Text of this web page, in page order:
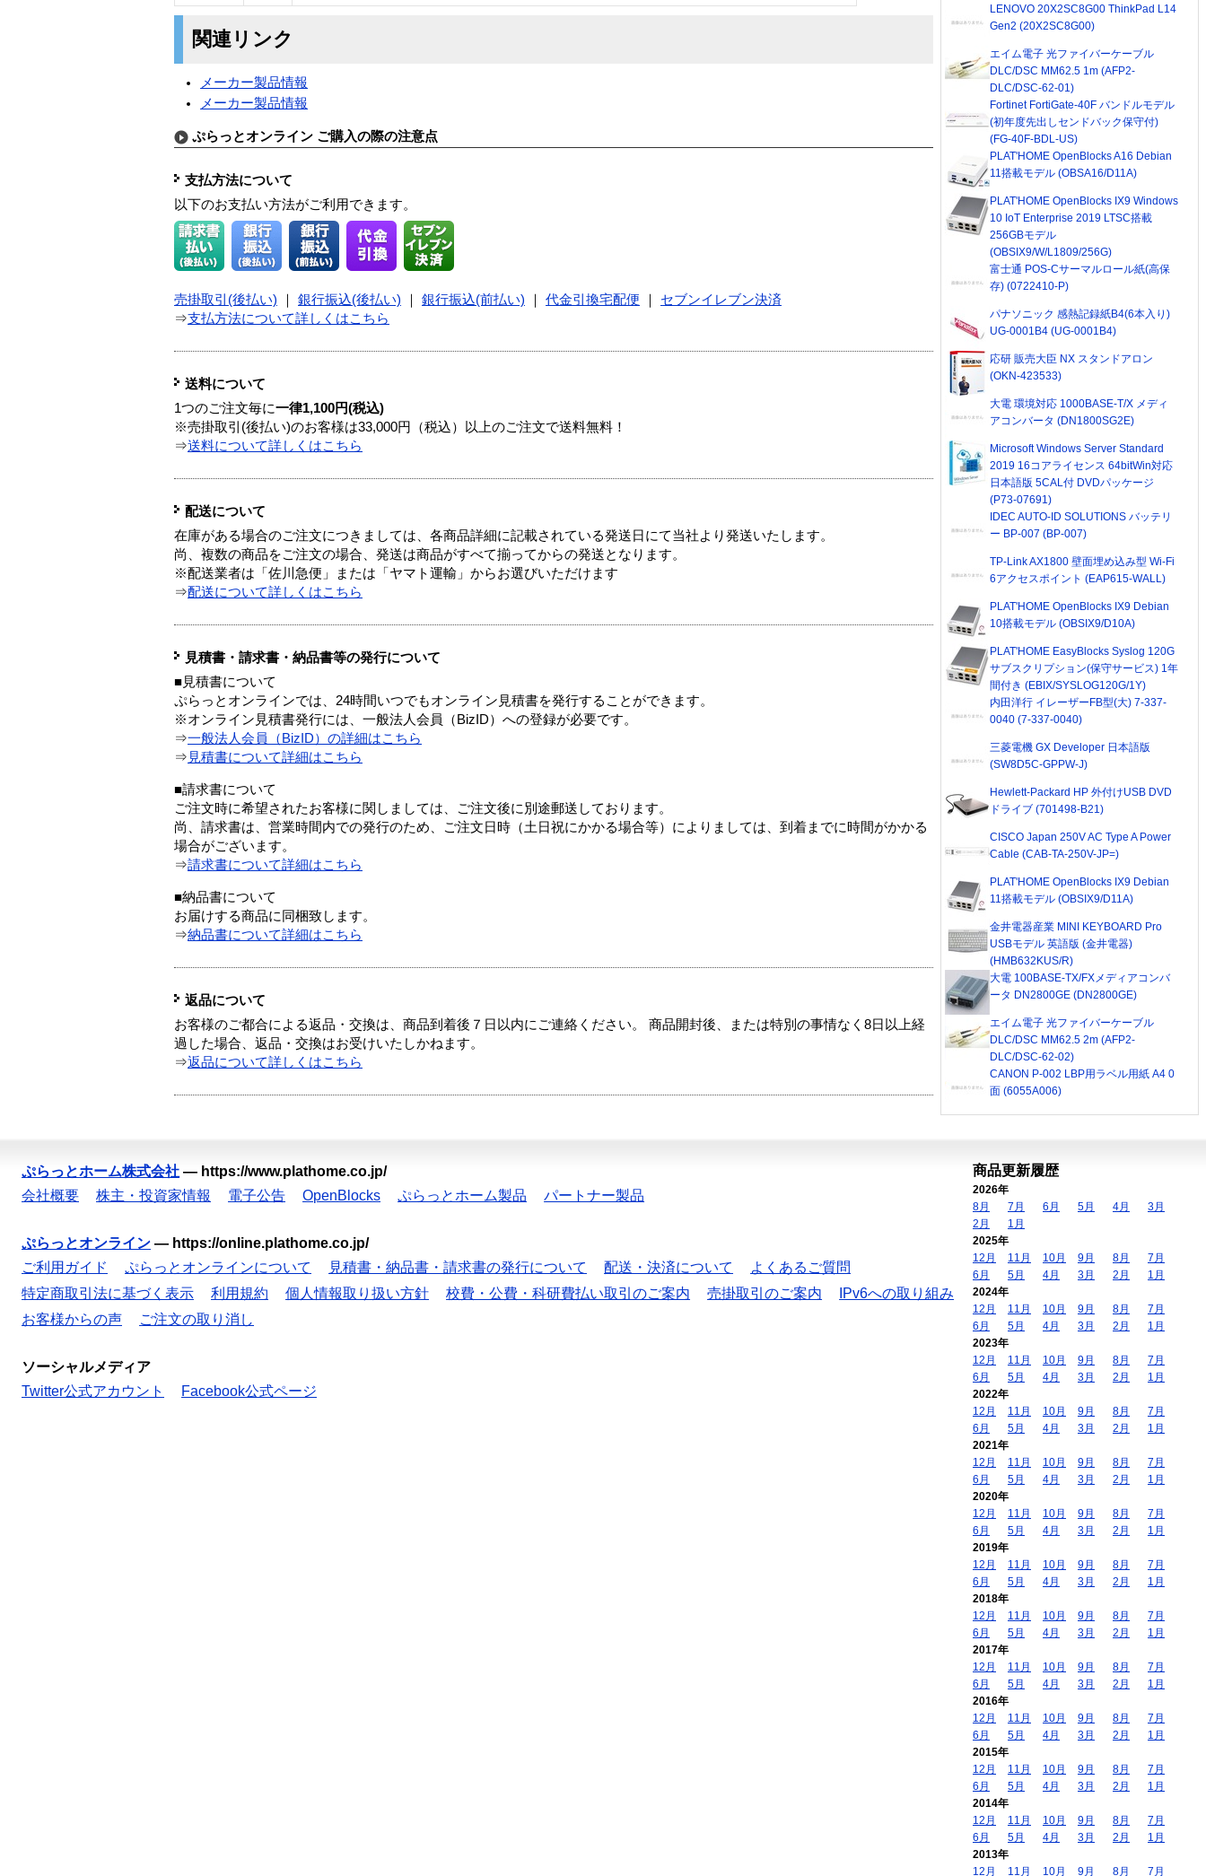
関連リンク
メーカー製品情報
メーカー製品情報
ぷらっとオンライン ご購入の際の注意点
支払方法について
以下のお支払い方法がご利用できます。
売掛取引(後払い) 銀行振込(後払い) 銀行振込(前払い) 代金引換宅配便
セブンイレブン決済
⇒支払方法について詳しくはこちら
送料について
1つのご注文毎に一律1,100円(税込)
※売掛取引(後払い)のお客様は33,000円（税込）以上のご注文で送料無料！
⇒送料について詳しくはこちら
配送について
在庫がある場合のご注文につきましては、各商品詳細に記載されている発送日にて当社より発送いたします。
尚、複数の商品をご注文の場合、発送は商品がすべて揃ってからの発送となります。
※配送業者は「佐川急便」または「ヤマト運輸」からお選びいただけます
⇒配送について詳しくはこちら
見積書・請求書・納品書等の発行について
■見積書について
ぷらっとオンラインでは、24時間いつでもオンライン見積書を発行することができます。
※オンライン見積書発行には、一般法人会員（BizID）への登録が必要です。
⇒一般法人会員（BizID）の詳細はこちら
⇒ 見積書について詳細はこちら
■請求書について
ご注文時に希望されたお客様に関しましては、ご注文後に別途郵送しております。
尚、請求書は、営業時間内での発行のため、ご注文日時（土日祝にかかる場合等）によりましては、到着までに時間がかかる
場合がございます。
⇒請求書について詳細はこちら
■納品書について
お届けする商品に同梱致します。
⇒納品書について詳細はこちら
返品について
お客様のご都合による返品・交換は、商品到着後７日以内にご連絡ください。 商品開封後、または特別の事情なく8日以上経
過した場合、返品・交換はお受けいたしかねます。
⇒返品について詳しくはこちら
LENOVO 20X2SC8G00 ThinkPad L14
Gen2 (20X2SC8G00)
エイム電子 光ファイバーケーブル
DLC/DSC MM62.5 1m (AFP2-
DLC/DSC-62-01)
Fortinet FortiGate-40F バンドルモデル
(初年度先出しセンドバック保守付)
(FG-40F-BDL-US)
PLAT'HOME OpenBlocks A16 Debian
11搭載モデル (OBSA16/D11A)
PLAT'HOME OpenBlocks IX9 Windows
10 IoT Enterprise 2019 LTSC搭載
256GBモデル
(OBSIX9/W/L1809/256G)
富士通 POS-Cサーマルロール紙(高保
存) (0722410-P)
パナソニック 感熱記録紙B4(6本入り)
UG-0001B4 (UG-0001B4)
応研 販売大臣 NX スタンドアロン
(OKN-423533)
大電 環境対応 1000BASE-T/X メディ
アコンバータ (DN1800SG2E)
Microsoft Windows Server Standard
2019 16コアライセンス 64bitWin対応
日本語版 5CAL付 DVDパッケージ
(P73-07691)
IDEC AUTO-ID SOLUTIONS バッテリ
ー BP-007 (BP-007)
TP-Link AX1800 壁面埋め込み型 Wi-Fi
6アクセスポイント (EAP615-WALL)
PLAT'HOME OpenBlocks IX9 Debian
10搭載モデル (OBSIX9/D10A)
PLAT'HOME EasyBlocks Syslog 120G
サブスクリプション(保守サービス) 1年
間付き (EBIX/SYSLOG120G/1Y)
内田洋行 イレーザーFB型(大) 7-337-
0040 (7-337-0040)
三菱電機 GX Developer 日本語版
(SW8D5C-GPPW-J)
Hewlett-Packard HP 外付けUSB DVD
ドライブ (701498-B21)
CISCO Japan 250V AC Type A Power
Cable (CAB-TA-250V-JP=)
PLAT'HOME OpenBlocks IX9 Debian
11搭載モデル (OBSIX9/D11A)
金井電器産業 MINI KEYBOARD Pro
USBモデル 英語版 (金井電器)
(HMB632KUS/R)
大電 100BASE-TX/FXメディアコンバ
ータ DN2800GE (DN2800GE)
エイム電子 光ファイバーケーブル
DLC/DSC MM62.5 2m (AFP2-
DLC/DSC-62-02)
CANON P-002 LBP用ラベル用紙 A4 0
面 (6055A006)
ぷらっとホーム株式会社 — https://www.plathome.co.jp/
会社概要
株主・投資家情報 電子公告 OpenBlocks ぷらっとホーム製品 パートナー製品
ぷらっとオンライン — https://online.plathome.co.jp/
ご利用ガイド
ぷらっとオンラインについて 見積書・納品書・請求書の発行について 配送・決済について
よくあるご質問
特定商取引法に基づく表示
利用規約 個人情報取り扱い方針 校費・公費・科研費払い取引のご案内 売掛取引のご案内
IPv6への取り組み
お客様からの声
ご注文の取り消し
ソーシャルメディア
Twitter公式アカウント
Facebook公式ページ
商品更新履歴
2026年
8月
7月 6月 5月 4月
3月
2月
1月
2025年
12月
11月 10月 9月 8月
7月
6月
5月 4月 3月 2月
1月
2024年
12月
11月 10月 9月 8月
7月
6月
5月 4月 3月 2月
1月
2023年
12月
11月 10月 9月 8月
7月
6月
5月 4月 3月 2月
1月
2022年
12月
11月 10月 9月 8月
7月
6月
5月 4月 3月 2月
1月
2021年
12月
11月 10月 9月 8月
7月
6月
5月 4月 3月 2月
1月
2020年
12月
11月 10月 9月 8月
7月
6月
5月 4月 3月 2月
1月
2019年
12月
11月 10月 9月 8月
7月
6月
5月 4月 3月 2月
1月
2018年
12月
11月 10月 9月 8月
7月
6月
5月 4月 3月 2月
1月
2017年
12月
11月 10月 9月 8月
7月
6月
5月 4月 3月 2月
1月
2016年
12月
11月 10月 9月 8月
7月
6月
5月 4月 3月 2月
1月
2015年
12月
11月 10月 9月 8月
7月
6月
5月 4月 3月 2月
1月
2014年
12月
11月 10月 9月 8月
7月
6月
5月 4月 3月 2月
1月
2013年
12月
11月 10月 9月 8月 7月